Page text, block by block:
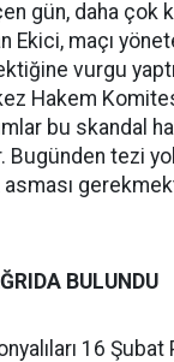
gün, daha çok
Ekici, maçı
vurgu
Hakem
bu skandal
Bugünden tezi
BULUNDU
16